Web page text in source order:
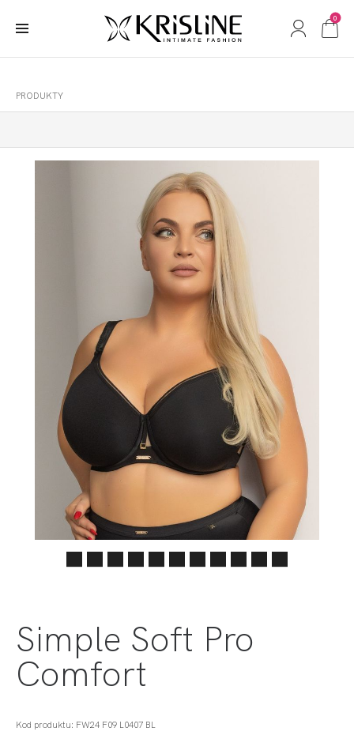
0
PRODUKTY
Simple Soft Pro
Comfort
Kod produktu: FW24 F09 L0407 BL